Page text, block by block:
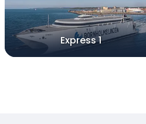
Express 1